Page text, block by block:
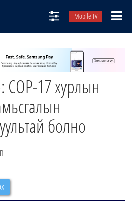
Mobile TV
17 хурлын
болно